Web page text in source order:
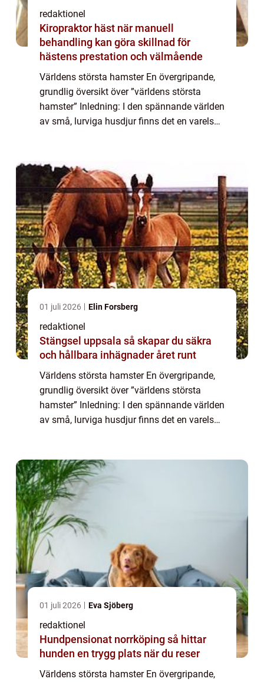
redaktionel
Kiropraktor häst när manuell
behandling kan göra skillnad för
hästens prestation och välmående
Världens största hamster En övergripande,
grundlig översikt över ”världens största
hamster” Inledning: I den spännande världen
av små, lurviga husdjur finns det en varelse
01 juli 2026 Elin Forsberg
redaktionel
Stängsel uppsala så skapar du säkra
och hållbara inhägnader året runt
Världens största hamster En övergripande,
grundlig översikt över ”världens största
hamster” Inledning: I den spännande världen
av små, lurviga husdjur finns det en varelse
01 juli 2026 Eva Sjöberg
redaktionel
Hundpensionat norrköping så hittar
hunden en trygg plats när du reser
Världens största hamster En övergripande,